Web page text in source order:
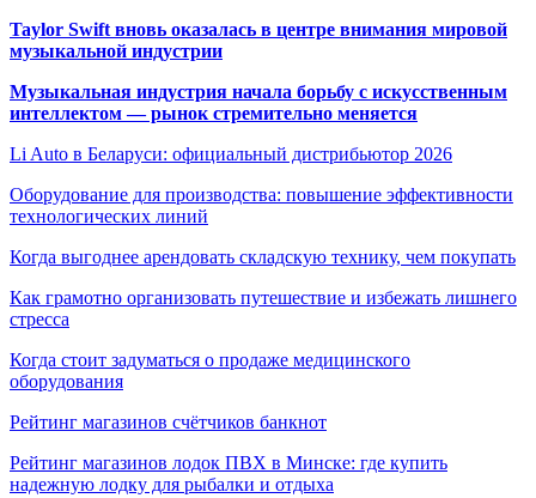
Taylor Swift вновь оказалась в центре внимания мировой
музыкальной индустрии
Музыкальная индустрия начала борьбу с искусственным
интеллектом — рынок стремительно меняется
Li Auto в Беларуси: официальный дистрибьютор 2026
Оборудование для производства: повышение эффективности
технологических линий
Когда выгоднее арендовать складскую технику, чем покупать
Как грамотно организовать путешествие и избежать лишнего
стресса
Когда стоит задуматься о продаже медицинского
оборудования
Рейтинг магазинов счётчиков банкнот
Рейтинг магазинов лодок ПВХ в Минске: где купить
надежную лодку для рыбалки и отдыха